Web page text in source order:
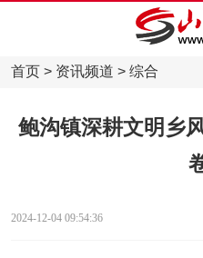
首页> 资讯频道 > 综合
鲍沟镇深耕文明乡
2024-12-04 09:54:36